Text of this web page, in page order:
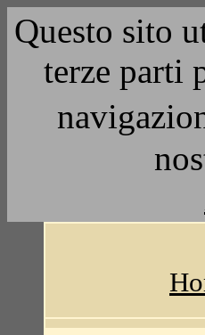
Questo sito
terze parti